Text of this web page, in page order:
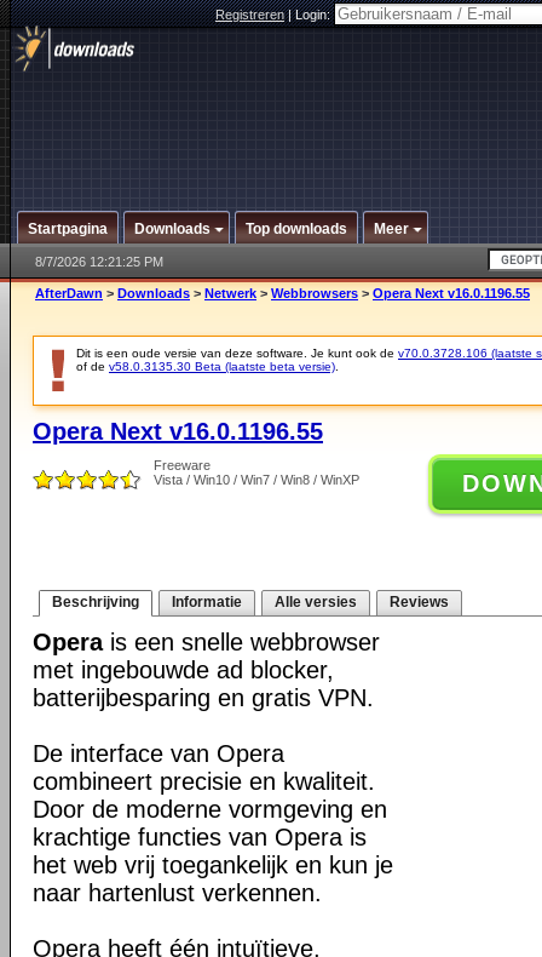
Registreren|Login:
Startpagina Downloads Top downloads Meer
8/7/2026 12:21:25 PM
AfterDawn > Downloads > Netwerk > Webbrowsers > Opera Next v16.0.1196.55
Dit is een oude versie van deze software. Je kunt ook de v70.0.3728.106 (laatste
of de v58.0.3135.30 Beta (laatste beta versie)
Opera Next v16.0.1196.55
Freeware
Vista / Win10 / Win7 / Win8 / WinXP
Beschrijving Informatie Alle versies Reviews
Operais een snelle webbrowser
met ingebouwde ad blocker,
batterijbesparing en gratis VPN.
De interface van Opera
combineert precisie en kwaliteit.
Door de moderne vormgeving en
krachtige functies van Opera is
het web vrij toegankelijk en kun je
naar hartenlust verkennen.
Opera heeft één intuïtieve,